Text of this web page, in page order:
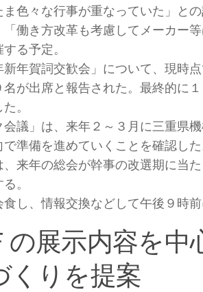
色々な行事が重なっていた」と
働き方改革も考慮してメーカー
る予定。
年賀詞交歓会」について、現時
が出席と報告された。最終的に
。
議」は、来年２～３月に三重県
準備を進めていくことを確認した
来年の総会が幹事の改選期に当
。
し、情報交換などして午後９時前
の展示内容を中
くりを提案